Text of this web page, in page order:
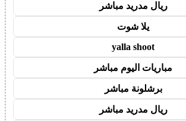
ريال مدريد مباشر
يلا شوت
yalla shoot
مباريات اليوم مباشر
برشلونة مباشر
ريال مدريد مباشر